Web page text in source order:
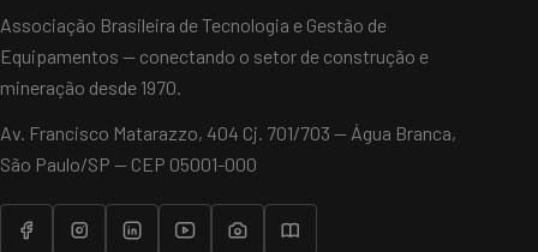
Associação Brasileira de Tecnologia e Gestão de
Equipamentos — conectando o setor de construção e
mineração desde 1970.
Av. Francisco Matarazzo, 404 Cj. 701/703 — Água Branca,
São Paulo/SP — CEP 05001-000